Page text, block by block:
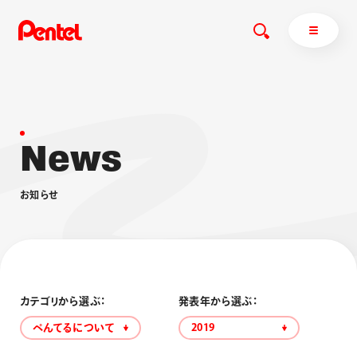
商品を探す
ブラッシュ（筆）
採用情報
運営会社
News
お知 らせ
カテゴリから選ぶ：
ぺんてるについて
発表年から選ぶ：
2019